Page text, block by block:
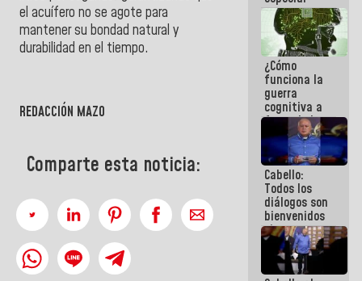
el acuífero no se agote para
mantener su bondad natural y
durabilidad en el tiempo.
REDACCIÓN MAZO
Comparte esta noticia:
para
adaptarse
al plan de
ahorro
energético
¿Cómo
funciona la
guerra
cognitiva a
favor de la
narrativa
hegemónica?
(1)
Cabello:
Todos los
diálogos son
bienvenidos
siempre que
estén en el
marco de la
Constitución